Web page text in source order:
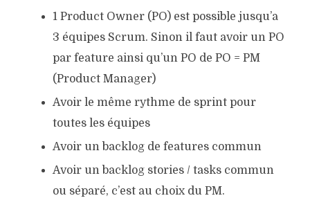
1 Product Owner (PO) est possible jusqu’a
3 équipes Scrum. Sinon il faut avoir un PO
par feature ainsi qu’un PO de PO = PM
(Product Manager)
Avoir le même rythme de sprint pour
toutes les équipes
Avoir un backlog de features commun
Avoir un backlog stories / tasks commun
ou séparé, c’est au choix du PM.